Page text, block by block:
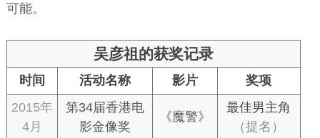
可能。
吴彦祖的获奖记录
时间 活动名称 影片
奖项
2015年
4月
第34届香港电
影金像奖
《魔警》
最佳男主角
（提名）